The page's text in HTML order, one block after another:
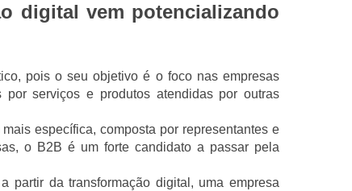
digital vem potencializando
pois o seu objetivo é o foco nas empresas
serviços e produtos atendidas por outras
específica, composta por representantes e
o B2B é um forte candidato a passar pela
partir da transformação digital, uma empresa